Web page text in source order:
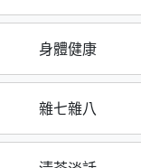
身體健康
雜七雜八